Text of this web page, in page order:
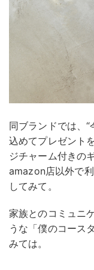
同ブランドでは、
込めてプレゼント
ジチャーム付きの
amazon店以外で
してみて。
家族とのコミュニ
うな「僕のコース
みては。